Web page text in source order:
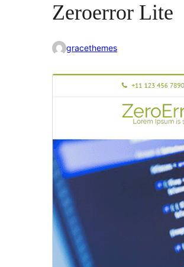
Zeroerror Lite
gracethemes